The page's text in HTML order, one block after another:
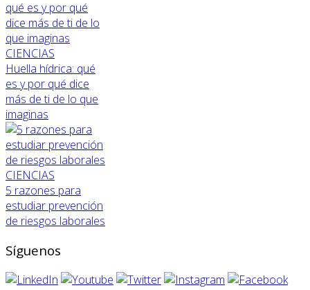
CIENCIAS
Huella hídrica: qué
es y por qué dice
más de ti de lo que
imaginas
CIENCIAS
5 razones para
estudiar prevención
de riesgos laborales
Síguenos